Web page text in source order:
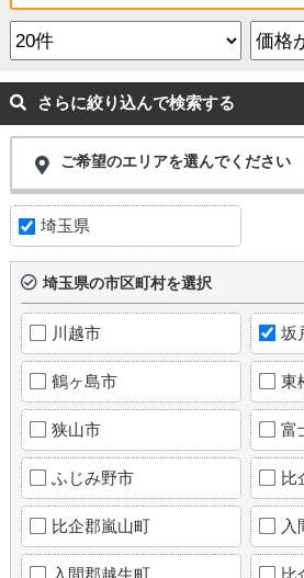
さらに絞り込んで検索する
ご希望のエリアを選んでください
埼玉県
埼玉県の市区町村を選択
川越市 坂
鶴ヶ島市 東
狭山市 富
ふじみ野市 比
比企郡嵐山町 入
入間郡越生町 比